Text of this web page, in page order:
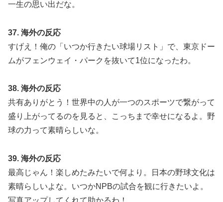
一生の思い出だな。
37. 海外の反応
すげえ！俺の「いつか行きたい球場リスト」で、東京ドー
ムがフェンウェイ・パークを抜いて1位になったわ。
38. 海外の反応
共有ありがとう！世界中の人が一つのスポーツで繋がって
盛り上がってるのを見ると、こっちまで幸せになるよ。野
球の力って素晴らしいな。
39. 海外の反応
最高じゃん！楽しめたみたいで何より。日本の野球文化は
素晴らしいよな。いつかNPBの試合を観に行きたいよ。
写真アップしてくれて助かるわ！